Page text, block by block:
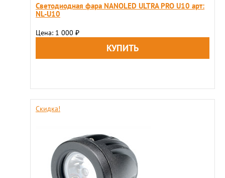
Светодиодная фара NANOLED ULTRA PRO U10 арт:
NL-U10
Цена: 1 000 ₽
Скидка!